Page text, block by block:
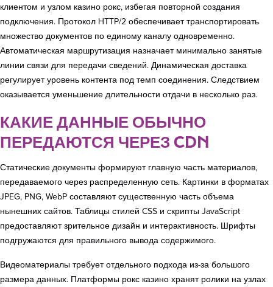
клиентом и узлом казино рокс, избегая повторной создания
подключения. Протокол HTTP/2 обеспечивает транспортировать
множество документов по единому каналу одновременно.
Автоматическая маршрутизация назначает минимально занятые
линии связи для передачи сведений. Динамическая доставка
регулирует уровень контента под темп соединения. Следствием
оказывается уменьшение длительности отдачи в несколько раз.
КАКИЕ ДАННЫЕ ОБЫЧНО
ПЕРЕДАЮТСЯ ЧЕРЕЗ CDN
Статические документы формируют главную часть материалов,
передаваемого через распределенную сеть. Картинки в форматах
JPEG, PNG, WebP составляют существенную часть объема
нынешних сайтов. Таблицы стилей CSS и скрипты JavaScript
предоставляют зрительное дизайн и интерактивность. Шрифты
подгружаются для правильного вывода содержимого.
Видеоматериалы требует отдельного подхода из-за большого
размера данных. Платформы рокс казино хранят ролики на узлах